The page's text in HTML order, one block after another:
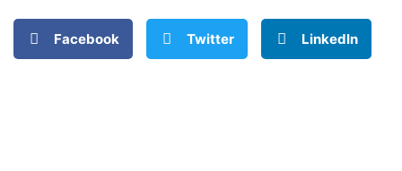
Facebook Twitter LinkedIn